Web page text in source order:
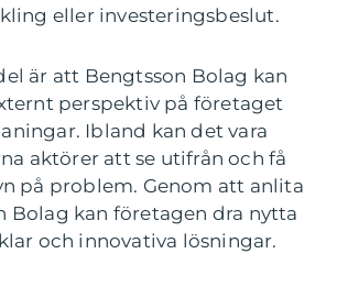
eller investeringsbeslut.
är att Bengtsson Bolag kan
perspektiv på företaget
Ibland kan det vara
aktörer att se utifrån och få
på problem. Genom att anlita
Bolag kan företagen dra nytta
och innovativa lösningar.